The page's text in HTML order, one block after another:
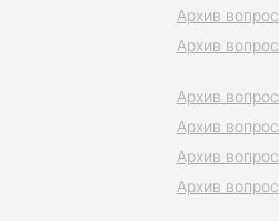
Архив
Архив
Архив
Архив
Архив
Архив